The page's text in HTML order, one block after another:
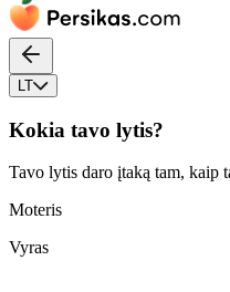
LT
Kokia tavo lytis?
Tavo lytis daro įtaką tam, kaip
Moteris
Vyras